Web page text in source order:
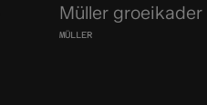
Müller groeikader
MÜLLER